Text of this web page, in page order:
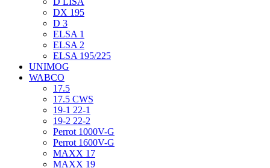
DX 195
D 3
ELSA 1
ELSA 2
ELSA 195/225
UNIMOG
WABCO
17.5
17.5 CWS
19-1 22-1
19-2 22-2
Perrot 1000V-G
Perrot 1600V-G
MAXX 17
MAXX 19